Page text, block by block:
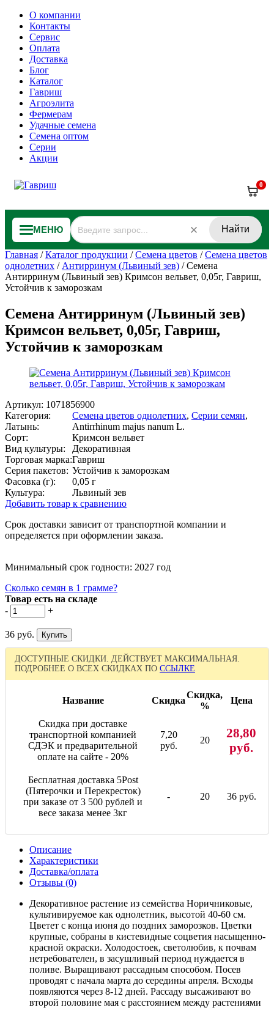
О компании
Контакты
Сервис
Оплата
Доставка
Блог
Каталог
Гавриш
Агроэлита
Фермерам
Удачные семена
Семена оптом
Серии
Акции
0
МЕНЮ Найти
Главная /Каталог продукции /Семена цветов /Семена цветов
однолетних / Антирринум (Львиный зев) /Семена
Антирринум (Львиный зев) Кримсон вельвет, 0,05г, Гавриш,
Устойчив к заморозкам
Семена Антирринум (Львиный зев)
Кримсон вельвет, 0,05г, Гавриш,
Устойчив к заморозкам
Артикул: 1071856900
Категория:
Семена цветов однолетних, Серии семян,
Латынь:
Antirrhinum majus nanum L.
Сорт:
Кримсон вельвет
Вид культуры:
Декоративная
Торговая марка:Гавриш
Серия пакетов: Устойчив к заморозкам
Фасовка (г):
0,05 г
Культура:
Львиный зев
Добавить товар к сравнению
Срок доставки зависит от транспортной компании и
определяется при оформлении заказа.
Минимальный срок годности: 2027 год
Сколько семян в 1 грамме?
Товар есть на складе
-
+
36 руб.
ДОСТУПНЫЕ СКИДКИ. ДЕЙСТВУЕТ МАКСИМАЛЬНАЯ.
ПОДРОБНЕЕ О ВСЕХ СКИДКАХ ПО ССЫЛКЕ
Название Скидка
Скидка,
%
Цена
Скидка при доставке
транспортной компанией
СДЭК и предварительной
оплате на сайте - 20%
7,20
руб.
20
28,80
руб.
Бесплатная доставка 5Post
(Пятерочки и Перекресток)
при заказе от 3 500 рублей и
весе заказа менее 3кг
- 20 36 руб.
Описание
Характеристики
Доставка/оплата
Отзывы (0)
Декоративное растение из семейства Норичниковые,
культивируемое как однолетник, высотой 40-60 см.
Цветет с конца июня до поздних заморозков. Цветки
крупные, собраны в кистевидные соцветия насыщенно-
красной окраски. Холодостоек, светолюбив, к почвам
нетребователен, в засушливый период нуждается в
поливе. Выращивают рассадным способом. Посев
проводят с начала марта до середины апреля. Всходы
появляются через 8-12 дней. Рассаду высаживают во
второй половине мая с расстоянием между растениями